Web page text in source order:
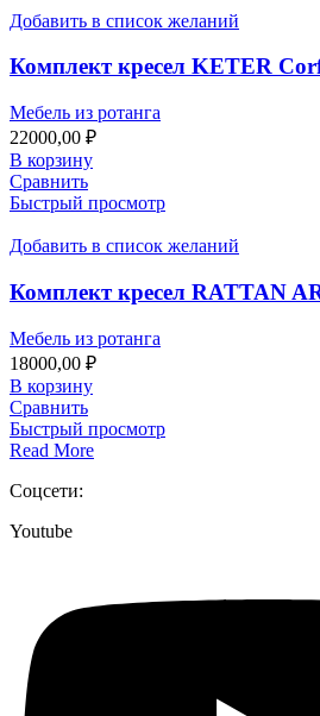
Добавить в список желаний
Комплект кресел KETER
Мебель из ротанга
22000,00 ₽
В корзину
Сравнить
Быстрый просмотр
Добавить в список желаний
Комплект кресел RATTAN
Мебель из ротанга
18000,00 ₽
В корзину
Сравнить
Быстрый просмотр
Read More
Соцсети:
Youtube